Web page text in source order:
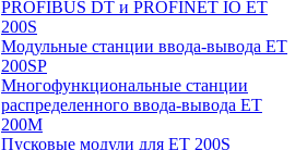
PROFIBUS DT и PROFINET IO ET
200S
Модульные станции ввода-вывода ET
200SP
Многофункциональные станции
распределенного ввода-вывода ET
200M
Пусковые модули для ET 200S